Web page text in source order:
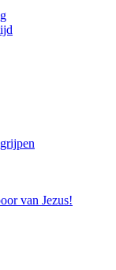
van Jezus!